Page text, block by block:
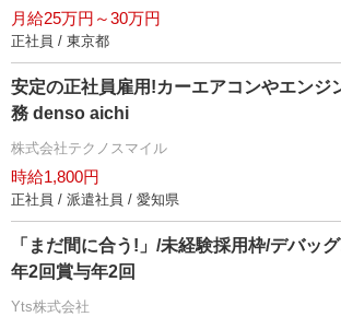
月給25万円～30万円
正社員 / 東京都
安定の正社員雇用!カーエアコンやエンジ
務 denso aichi
株式会社テクノスマイル
時給1,800円
正社員 / 派遣社員 / 愛知県
「まだ間に合う!」/未経験採用枠/デバッ
年2回賞与年2回
Yts株式会社